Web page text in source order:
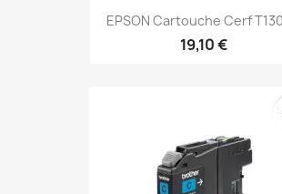
EPSON Cartouche Cerf
19,10 €